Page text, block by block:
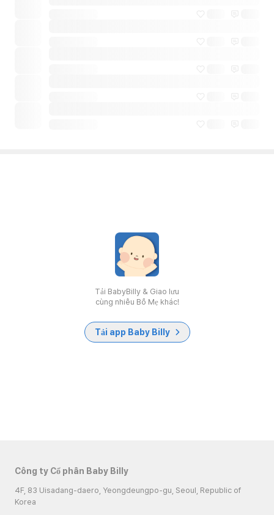
Tải BabyBilly & Giao lưu
cùng nhiều Bố Mẹ khác!
Tải app Baby Billy
Công ty Cổ phần Baby Billy
4F, 83 Uisadang-daero, Yeongdeungpo-gu, Seoul, Republic of
Korea